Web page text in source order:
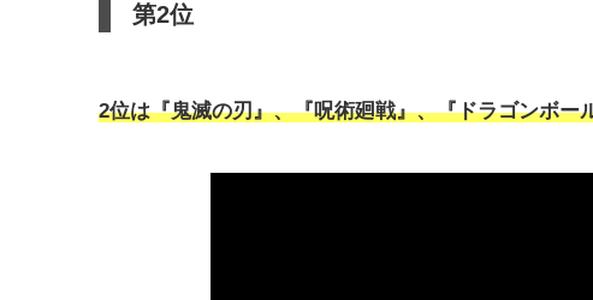
第2位
2位は『鬼滅の刃』、『呪術廻戦』、『ドラゴンボー